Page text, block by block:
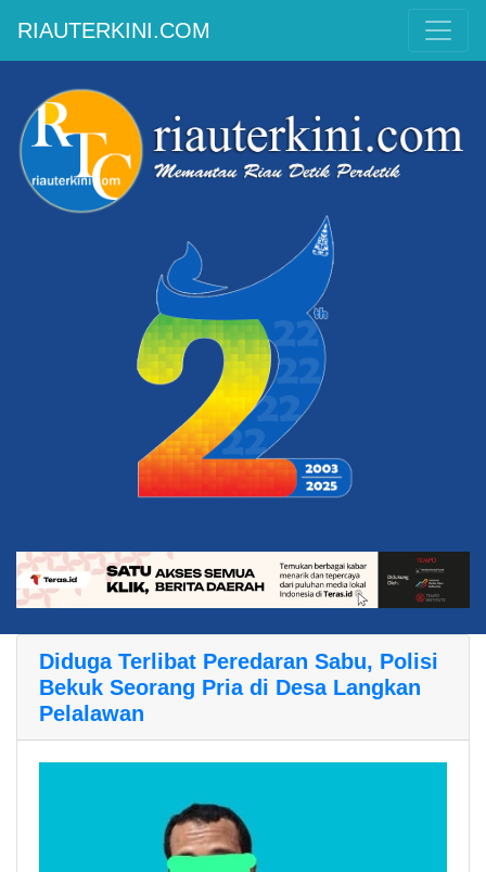
RIAUTERKINI.COM
Diduga Terlibat Peredaran Sabu, Polisi
Bekuk Seorang Pria di Desa Langkan
Pelalawan